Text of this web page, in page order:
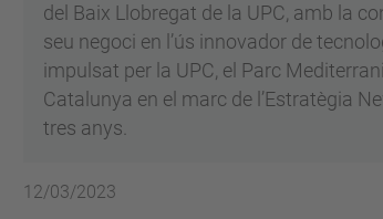
del Baix Llobregat de la UPC, amb la
seu negoci en l’ús innovador de
impulsat per la UPC, el Parc
Catalunya en el marc de l’Estratègia
tres anys.
12/03/2023